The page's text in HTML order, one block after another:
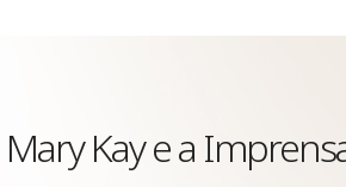
Mary Kay e a